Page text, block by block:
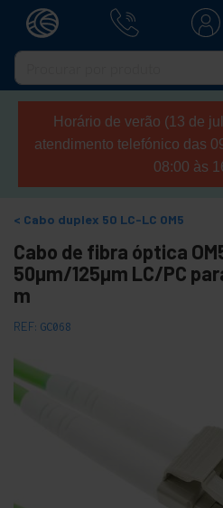
Horário de verão (13 de
atendimento telefónico das
08:00 às
Cabo duplex 50 LC-LC OM5
Cabo de fibra óptica
50µm/125µm LC/PC
m
REF: GC068